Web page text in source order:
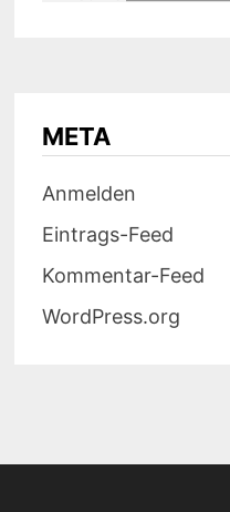
META
Anmelden
Eintrags-Feed
Kommentar-Feed
WordPress.org